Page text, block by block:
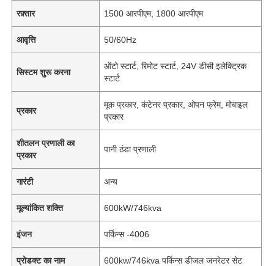
रफ़्तार 1500 आरपीएम, 1800 आरपीएम
आवृत्ति 50/60Hz
सिस्टम शुरू करना
ऑटो स्टार्ट, रिमोट स्टार्ट, 24V डीसी इलेक्ट्रिक
स्टार्ट
प्रकार
मूक प्रकार, कंटेनर प्रकार, ओपन फ्रेम, मोबाइल
प्रकार
शीतलन प्रणाली का
प्रकार
पानी ठंडा प्रणाली
गारंटी अन्य
मूल्यांकित शक्ति 600kW/746kva
इंजन पर्किन्स -4006
प्रोडक्ट का नाम 600kw/746kva पर्किन्स डीजल जनरेटर सेट